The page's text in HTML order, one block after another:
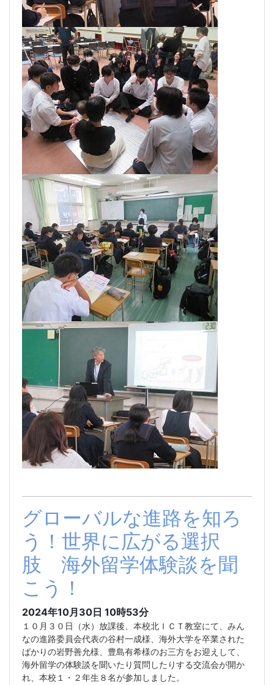
グローバルな進路を知ろ
う！世界に広がる選択
肢 海外留学体験談を聞
こう！
2024年10月30日 10時53分
１０月３０日（水）放課後、本校北ＩＣＴ教室にて、みん
なの進路委員会代表の谷村一成様、海外大学を卒業された
ばかりの岩野善允様、豊島有希様のお三方をお迎えして、
海外留学の体験談を聞いたり質問したりする交流会が開か
れ、本校１・２年生８名が参加しました。